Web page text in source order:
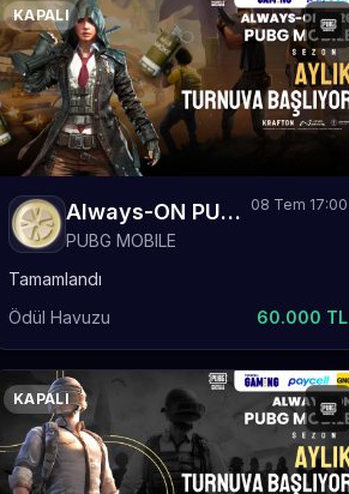
KAPALI
Always-ON PUBG Mobile 2026 Sezon 3 Aylık
PUBG MOBILE
08 Tem 17:00
Tamamlandı
Ödül Havuzu
60.000 TL
KAPALI